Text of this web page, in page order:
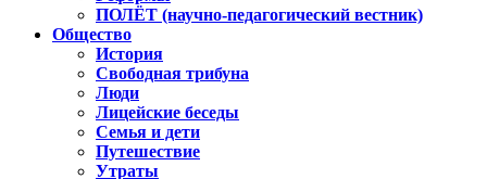
ПОЛЁТ (научно-педагогический вестник)
Общество
История
Свободная трибуна
Люди
Лицейские беседы
Семья и дети
Путешествие
Утраты